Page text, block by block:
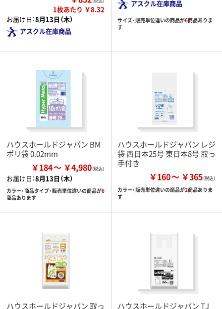
1枚あたり ￥8.32
お届け日：8月13日（木）
アスクル在庫商品
アスクル在庫商品
サイズ・販売単位違いの商品が6商品ありま
す
ハウスホールドジャパン BM
ポリ袋 0.02mm
￥184 ￥4,980
お届け日：8月13日（木）
カラー・商品タイプ・販売単位違いの商品が6
商品あります
ハウスホールドジャパン レジ
袋 西日本25号 東日本8号 取っ
手付き
￥160 ￥365
カラー・販売単位違いの商品が2商品ありま
す
ハウスホールドジャパン 取っ ハウスホールドジャパン TJ